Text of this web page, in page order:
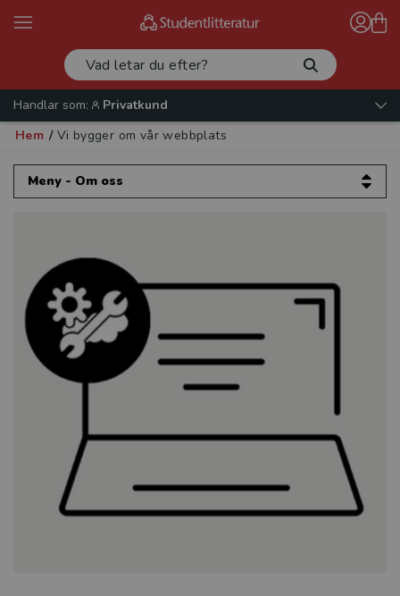
Handlar som:
Privatkund
Hem / Vi bygger om vår webbplats
Meny - Om oss
Kontakta oss
Vår verksamhet
Läromedel
Produktnyheter
Sfi